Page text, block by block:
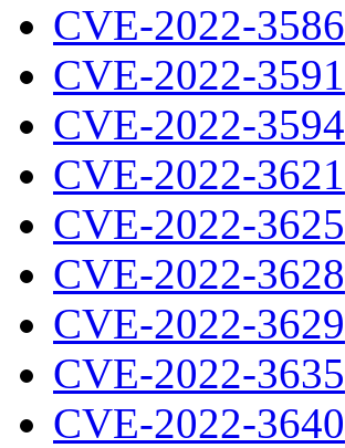
CVE-2022-3586
CVE-2022-3591
CVE-2022-3594
CVE-2022-3621
CVE-2022-3625
CVE-2022-3628
CVE-2022-3629
CVE-2022-3635
CVE-2022-3640